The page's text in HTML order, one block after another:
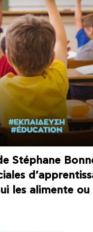
Stéphane
les alimente ou